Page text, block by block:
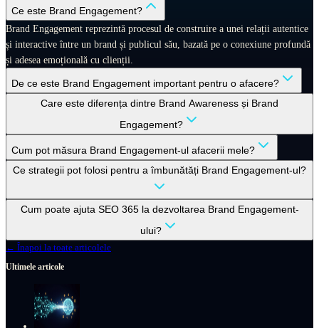
Ce este Brand Engagement?
Brand Engagement reprezintă procesul de construire a unei relații autentice
și interactive între un brand și publicul său, bazată pe o conexiune profundă
și adesea emoțională cu clienții.
De ce este Brand Engagement important pentru o afacere?
Care este diferența dintre Brand Awareness și Brand
Engagement?
Cum pot măsura Brand Engagement-ul afacerii mele?
Ce strategii pot folosi pentru a îmbunătăți Brand Engagement-ul?
Cum poate ajuta SEO 365 la dezvoltarea Brand Engagement-
ului?
← Înapoi la toate articolele
Ultimele articole